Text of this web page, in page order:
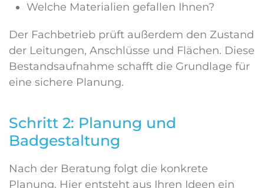
Welche Materialien gefallen Ihnen?
Der Fachbetrieb prüft außerdem den Zustand
der Leitungen, Anschlüsse und Flächen. Diese
Bestandsaufnahme schafft die Grundlage für
eine sichere Planung.
Schritt 2: Planung und
Badgestaltung
Nach der Beratung folgt die konkrete
Planung. Hier entsteht aus Ihren Ideen ein